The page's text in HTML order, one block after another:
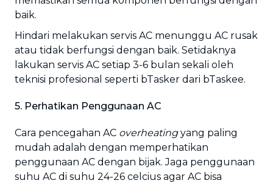
baik.
Hindari melakukan servis AC menunggu AC rusak
atau tidak berfungsi dengan baik. Setidaknya
lakukan servis AC setiap 3-6 bulan sekali oleh
teknisi profesional seperti bTasker dari bTaskee.
5. Perhatikan Penggunaan AC
Cara pencegahan AC overheatingyang paling
mudah adalah dengan memperhatikan
penggunaan AC dengan bijak. Jaga penggunaan
suhu AC di suhu 24-26 celcius agar AC bisa